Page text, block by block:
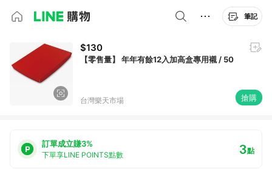
筆記
$130
【零售量】 年年有餘12入加高盒專用襯 / 50
台灣樂天市場 搶購
訂單成立賺3%
下單享LINE POINTS點數 3點